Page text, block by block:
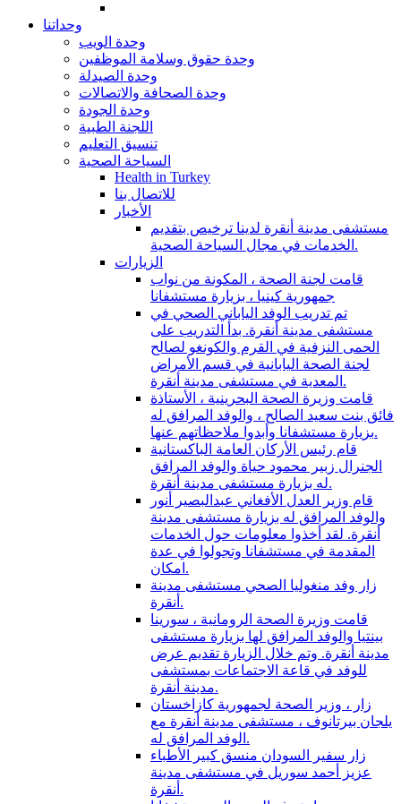
وحداتنا
وحدة الويب
وحدة حقوق وسلامة الموظفين
وحدة الصيدلة
وحدة الصحافة والاتصالات
وحدة الجودة
اللجنة الطبية
تنسيق التعليم
السياحة الصحية
Health in Turkey
للاتصال بنا
الأخبار
مستشفى مدينة أنقرة لدينا ترخيص بتقديم
الخدمات في مجال السياحة الصحية.
الزيارات
قامت لجنة الصحة ، المكونة من نواب
جمهورية كينيا ، بزيارة مستشفانا
تم تدريب الوفد الياباني الصحي في
مستشفى مدينة أنقرة. بدأ التدريب على
الحمى النزفية في القرم والكونغو لصالح
لجنة الصحة اليابانية في قسم الأمراض
المعدية في مستشفى مدينة أنقرة.
قامت وزيرة الصحة البحرينية ، الأستاذة
فائق بنت سعيد الصالح ، والوفد المرافق له
بزيارة مستشفانا وأبدوا ملاحظاتهم عنها.
قام رئيس الأركان العامة الباكستانية
الجنرال زبير محمود حياة والوفد المرافق
له بزيارة مستشفى مدينة أنقرة.
قام وزير العدل الأفغاني عبدالبصير أنور
والوفد المرافق له بزيارة مستشفى مدينة
أنقرة. لقد أخذوا معلومات حول الخدمات
المقدمة في مستشفانا وتجولوا في عدة
امكان.
زار وفد منغوليا الصحي مستشفى مدينة
أنقرة.
قامت وزيرة الصحة الرومانية ، سورينا
بينتيا والوفد المرافق لها بزيارة مستشفى
مدينة أنقرة. وتم خلال الزيارة تقديم عرض
للوفد في قاعة الاجتماعات بمستشفى
مدينة أنقرة.
زار ، وزير الصحة لجمهورية كازاخستان
يلجان بيرتانوف ، مستشفى مدينة أنقرة مع
الوفد المرافق له.
زار سفير السودان منسق كبير الأطباء
عزيز أحمد سوريل في مستشفى مدينة
أنقرة.